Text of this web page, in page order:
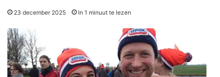
23 december 2025 In 1 minuut te lezen